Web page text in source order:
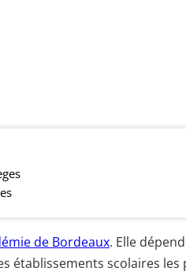
de Bordeaux. Elle
établissements scolaires les